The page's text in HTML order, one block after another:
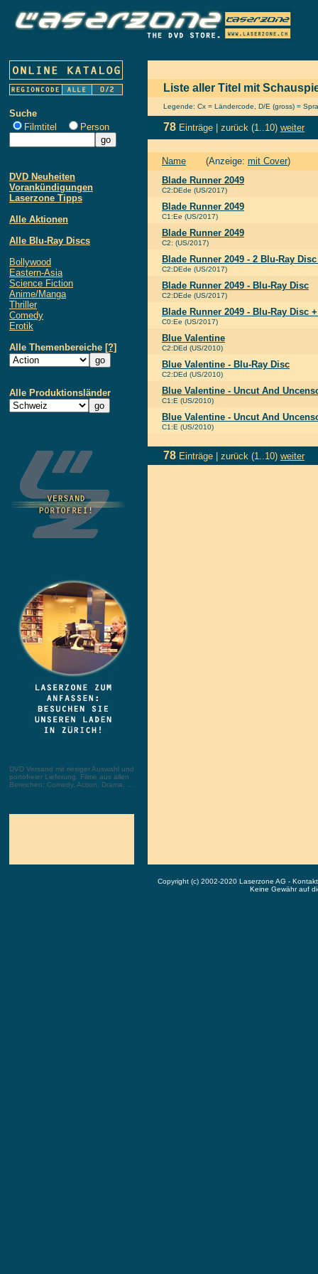
Suche
Filmtitel
Person
DVD Neuheiten
Vorankündigungen
Laserzone Tipps
Alle Aktionen
Alle Blu-Ray Discs
Bollywood
Eastern-Asia
Science Fiction
Anime/Manga
Thriller
Comedy
Erotik
Alle Themenbereiche [?]
Alle Produktionsländer
DVD Versand mit riesiger Auswahl und
portofreier Lieferung. Filme aus allen
Bereichen: Comedy, Action, Drama, ...
Liste aller Titel mit
Legende: Cx = Ländercode, D/E (gross) =
78 Einträge | zurück (1..10) weiter
Name (Anzeige: mit Cover)
Blade Runner 2049
C2:DEde (US/2017)
Blade Runner 2049
C1:Ee (US/2017)
Blade Runner 2049
C2: (US/2017)
Blade Runner 2049 - 2 Blu-Ray
C2:DEde (US/2017)
Blade Runner 2049 - Blu-Ray Disc
C2:DEde (US/2017)
Blade Runner 2049 - Blu-Ray Disc
C0:Ee (US/2017)
Blue Valentine
C2:DEd (US/2010)
Blue Valentine - Blu-Ray Disc
C2:DEd (US/2010)
Blue Valentine - Uncut And
C1:E (US/2010)
Blue Valentine - Uncut And
C1:E (US/2010)
78 Einträge | zurück (1..10) weiter
Copyright (c) 2002-2020 Laserzone AG -
Keine Gewähr auf